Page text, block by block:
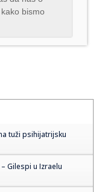
bismo
tuži psihijatrijsku
Gilespi u Izraelu